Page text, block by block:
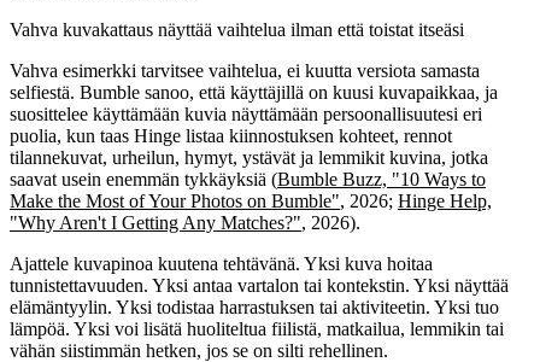
Vahva kuvakattaus näyttää vaihtelua ilman että toistat itseäsi
Vahva esimerkki tarvitsee vaihtelua, ei kuutta versiota samasta
selfiestä. Bumble sanoo, että käyttäjillä on kuusi kuvapaikkaa, ja
suosittelee käyttämään kuvia näyttämään persoonallisuutesi eri
puolia, kun taas Hinge listaa kiinnostuksen kohteet, rennot
tilannekuvat, urheilun, hymyt, ystävät ja lemmikit kuvina, jotka
saavat usein enemmän tykkäyksiä (Bumble Buzz, "10 Ways to
Make the Most of Your Photos on Bumble", 2026; Hinge Help,
"Why Aren't I Getting Any Matches?", 2026).
Ajattele kuvapinoa kuutena tehtävänä. Yksi kuva hoitaa
tunnistettavuuden. Yksi antaa vartalon tai kontekstin. Yksi näyttää
elämäntyylin. Yksi todistaa harrastuksen tai aktiviteetin. Yksi tuo
lämpöä. Yksi voi lisätä huoliteltua fiilistä, matkailua, lemmikin tai
vähän siistimmän hetken, jos se on silti rehellinen.